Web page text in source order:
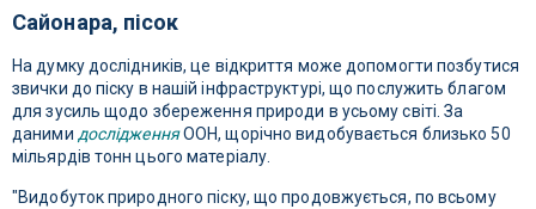
Сайонара, пісок
На думку дослідників, це відкриття може допомогти позбутися
звички до піску в нашій інфраструктурі, що послужить благом
для зусиль щодо збереження природи в усьому світі. За
даними дослідженняООН, щорічно видобувається близько 50
мільярдів тонн цього матеріалу.
"Видобуток природного піску, що продовжується, по всьому